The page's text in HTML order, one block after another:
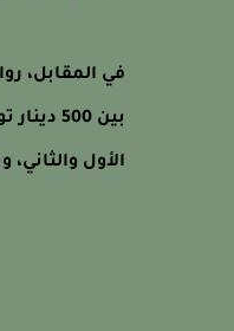
في المقابل،
الأول